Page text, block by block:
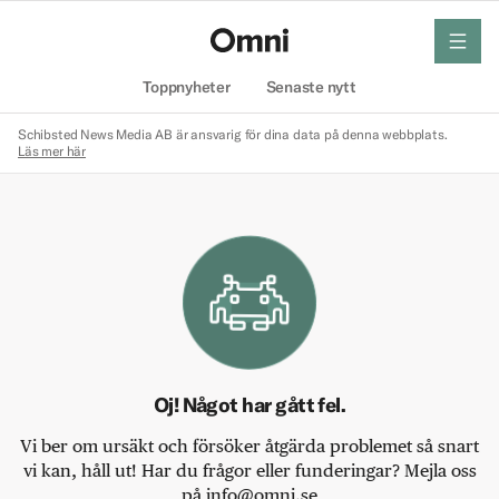
Toppnyheter Senaste nytt
meny
Schibsted News Media AB är ansvarig för dina data på denna webbplats.
Läs mer här
Oj! Något har gått fel.
Vi ber om ursäkt och försöker åtgärda problemet så snart
vi kan, håll ut! Har du frågor eller funderingar? Mejla oss